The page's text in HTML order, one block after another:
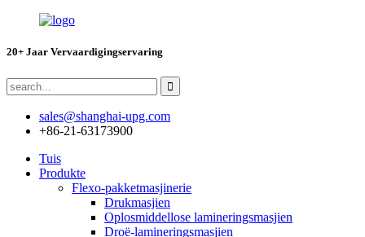
20+ Jaar Vervaardigingservaring
sales@shanghai-upg.com
+86-21-63173900
Tuis
Produkte
Flexo-pakketmasjinerie
Drukmasjien
Oplosmiddellose lamineringsmasjien
Droë-lamineringsmasjien